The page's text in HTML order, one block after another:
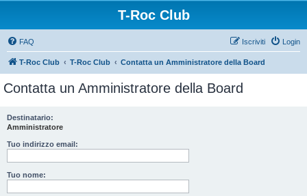
T-Roc Club
FAQ Login
Iscriviti
T-Roc Club T-Roc Club Contatta un Amministratore della Board
Contatta un Amministratore della Board
Destinatario:
Amministratore
Tuo indirizzo email:
Tuo nome: